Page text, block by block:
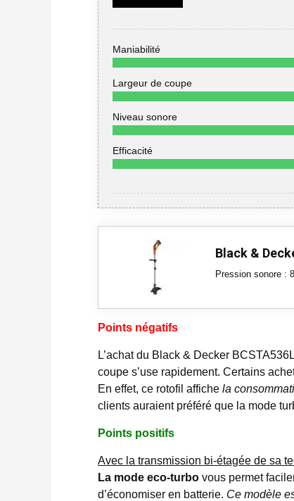
Maniabilité
Largeur de coupe
Niveau sonore
Efficacité
Black &
Pression sonore :
Points négatifs
L’achat du Black & Decker
coupe s’use rapidement. Certains
En effet, ce rotofil affiche la
clients auraient préféré que la mode
Points positifs
Avec la transmission bi-étagée de sa
La mode eco-turbo vous permet
d’économiser en batterie. Ce modèle